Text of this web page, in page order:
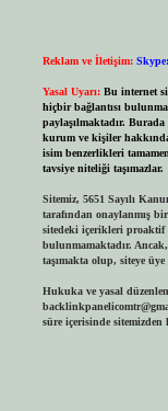
Reklam ve İletişim:
Yasal Uyarı: Bu internet
hiçbir bağlantısı
paylaşılmaktadır.
kurum ve kişiler
isim benzerlikleri
tavsiye niteliği taşımazlar.
Sitemiz, 5651 Sayılı
tarafından onaylanmış
sitedeki içerikleri proaktif
bulunmamaktadır.
taşımakta olup, siteye
Hukuka ve yasal
süre içerisinde sitemizden